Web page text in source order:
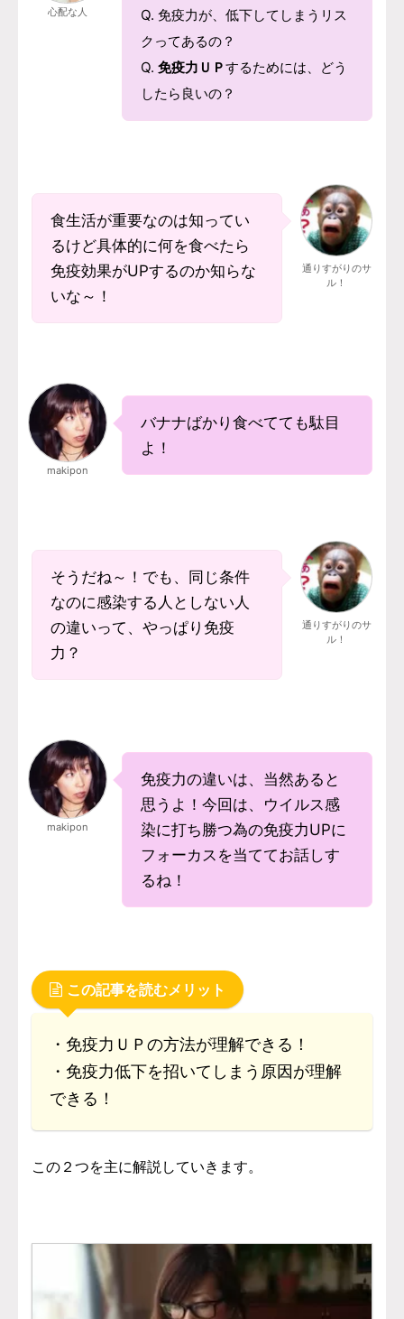
心配な人
Q. 免疫力が、低下してしまうリス
クってあるの？
Q. 免疫力ＵＰするためには、どう
したら良いの？
食生活が重要なのは知ってい
るけど具体的に何を食べたら
免疫効果がUPするのか知らな
いな～！
通りすがりのサ
ル！
makipon
バナナばかり食べてても駄目
よ！
そうだね～！でも、同じ条件
なのに感染する人としない人
の違いって、やっぱり免疫
力？
通りすがりのサ
ル！
makipon
免疫力の違いは、当然あると
思うよ！今回は、ウイルス感
染に打ち勝つ為の免疫力UPに
フォーカスを当ててお話しす
るね！
この記事を読むメリット
・免疫力ＵＰの方法が理解できる！
・免疫力低下を招いてしまう原因が理解
できる！
この２つを主に解説していきます。